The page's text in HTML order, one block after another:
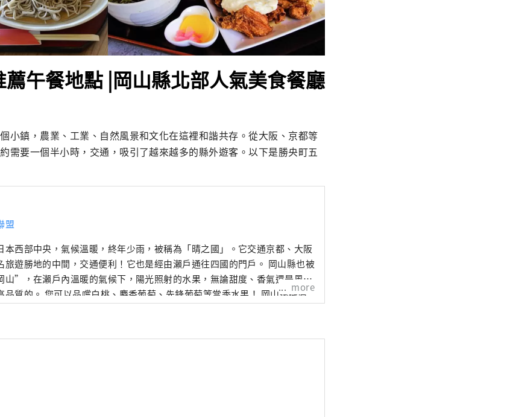
午餐地點 |岡山縣北部人氣美食餐廳
小鎮，農業、工業、自然風景和文化在這裡和諧共存。從大阪、京都等
需要一個半小時​​，交通，吸引了越來越多的縣外遊客。以下是勝央町五
盟
本西部中央，氣候溫暖​​，終年少雨，被稱為「晴之國」。它交通京都、大阪
遊勝地的中間，交通便利！它也是經由瀨戶通往四國的門戶。 岡山縣也被
”，在瀨戶內溫暖的氣候下，陽光照射的水果，無論甜度、香氣還是風
質的。 您可以品嚐白桃、麝香葡萄、先鋒葡萄等當季水果！ 岡山還擁有
景點，包括岡山城、日本三大名園之一的岡山後樂園以及擁有歷史、文化和
more